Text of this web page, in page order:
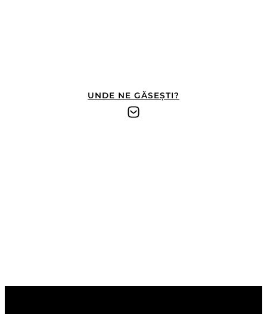
UNDE NE GĂSEȘTI?